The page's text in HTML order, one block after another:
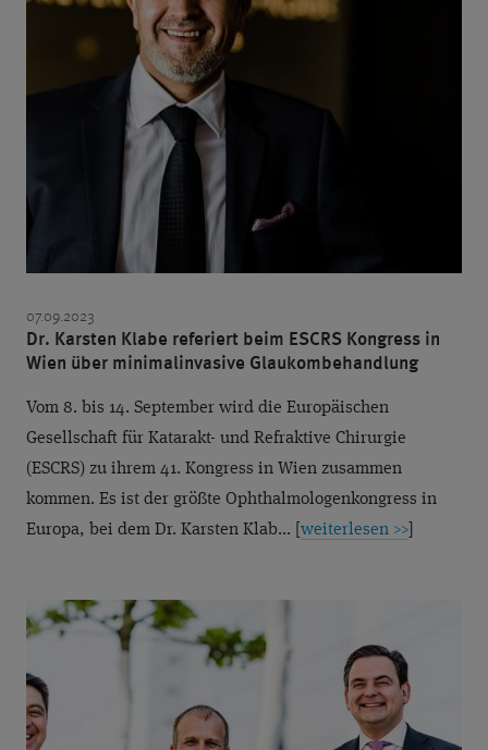
07.09.2023
Dr. Karsten Klabe referiert beim ESCRS Kongress in
Wien über minimalinvasive Glaukombehandlung
Vom 8. bis 14. September wird die Europäischen
Gesellschaft für Katarakt- und Refraktive Chirurgie
(ESCRS) zu ihrem 41. Kongress in Wien zusammen
kommen. Es ist der größte Ophthalmologenkongress in
Europa, bei dem Dr. Karsten Klab... [ weiterlesen >>